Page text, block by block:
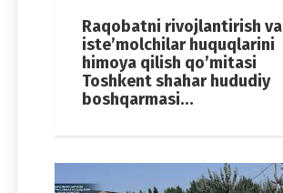
Raqobatni rivojlantirish va
iste’molchilar huquqlarini
himoya qilish qo’mitasi
Toshkent shahar hududiy
boshqarmasi…